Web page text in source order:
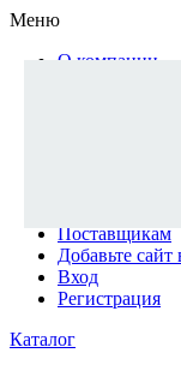
Меню
О компании
Доставка и
Поставщикам
Добавьте сайт
Вход
Регистрация
Каталог